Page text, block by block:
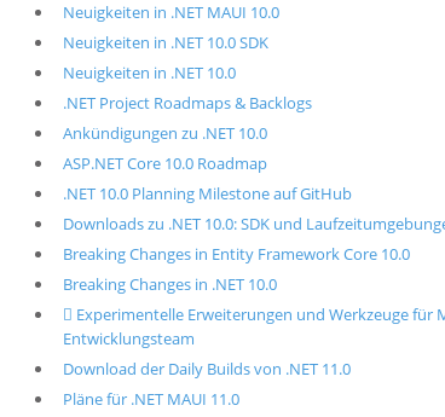
Neuigkeiten in .NET MAUI 10.0
Neuigkeiten in .NET 10.0 SDK
Neuigkeiten in .NET 10.0
.NET Project Roadmaps & Backlogs
Ankündigungen zu .NET 10.0
ASP.NET Core 10.0 Roadmap
.NET 10.0 Planning Milestone auf GitHub
Downloads zu .NET 10.0: SDK und
Breaking Changes in Entity Framework Core 10.0
Breaking Changes in .NET 10.0
 Experimentelle Erweiterungen und Werkzeuge für
Entwicklungsteam
Download der Daily Builds von .NET 11.0
Pläne für .NET MAUI 11.0